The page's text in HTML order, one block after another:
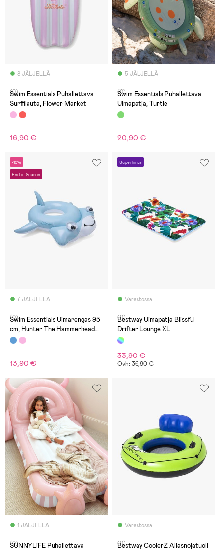
8 JÄLJELLÄ
(0)
Swim Essentials Puhallettava
Surffilauta, Flower Market
16,90 €
5 JÄLJELLÄ
(0)
Swim Essentials Puhallettava
Uimapatja, Turtle
20,90 €
-18%
End of Season
7 JÄLJELLÄ
(0)
Swim Essentials Uimarengas 95
cm, Hunter The Hammerhead
Shark
13,90 €
Superhinta
Varastossa
(0)
Bestway Uimapatja Blissful
Drifter Lounge XL
33,90 €
Ovh: 36,90 €
1 JÄLJELLÄ
(0)
SUNNYLiFE Puhallettava
Varastossa
(0)
Bestway CoolerZ Allasnojatuoli